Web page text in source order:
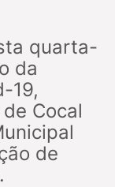
quarta-
da
19,
Cocal
de